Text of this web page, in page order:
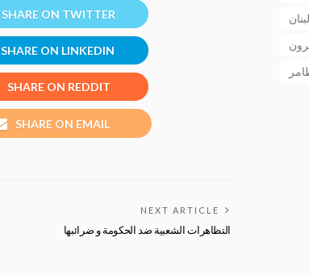
SHARE ON TWITTER
SHARE ON LINKEDIN
SHARE ON REDDIT
SHARE ON EMAIL
NEXT ARTICLE
التظاهرات الشعبية ضد الحكومة و ضرائبها